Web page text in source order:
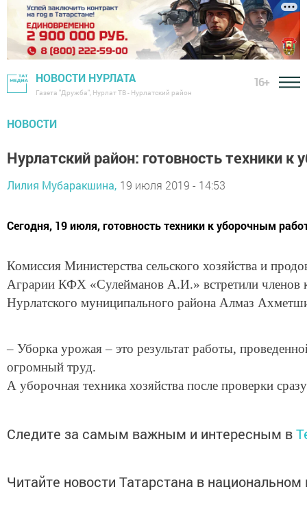
НОВОСТИ НУРЛАТА
Газета "Дружба", Нурлат ТВ - Нурлатский район
16+
НОВОСТИ
Нурлатский район: готовность техники
Лилия Мубаракшина, 19 июля 2019 - 14:53
Сегодня, 19 июля, готовность техники к уборочным
Комиссия Министерства сельского хозяйства и
Аграрии КФХ «Сулейманов А.И.» встретили членов
Нурлатского муниципального района Алмаз
– Уборка урожая – это результат работы,
огромный труд.
А уборочная техника хозяйства после проверки
Следите за самым важным и интересным в
Читайте новости Татарстана в